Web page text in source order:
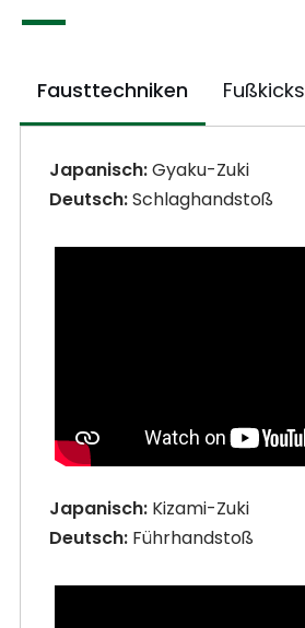
Fausttechniken Fußkicks
Japanisch:Gyaku-Zuki
Deutsch:Schlaghandstoß
Japanisch: Kizami-Zuki
Deutsch: Führhandstoß